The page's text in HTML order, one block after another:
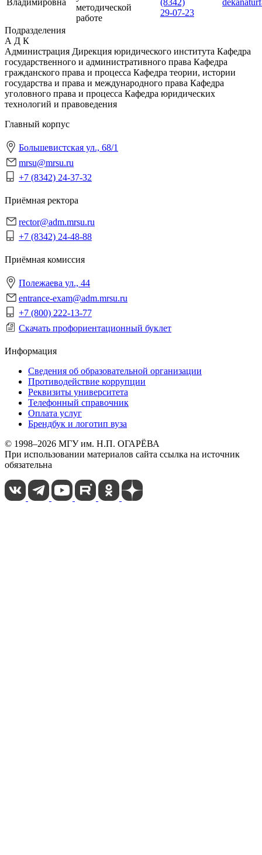
методической
работе
29-07-23
Подразделения
А Д К
Администрация Дирекция юридического института Кафедра
государственного и административного права Кафедра
гражданского права и процесса Кафедра теории, истории
государства и права и международного права Кафедра
уголовного права и процесса Кафедра юридических
технологий и правоведения
Главный корпус
Большевистская ул., 68/1
mrsu@mrsu.ru
+7 (8342) 24-37-32
Приёмная ректора
rector@adm.mrsu.ru
+7 (8342) 24-48-88
Приёмная комиссия
Полежаева ул., 44
entrance-exam@adm.mrsu.ru
+7 (800) 222-13-77
Скачать профориентационный буклет
Информация
Сведения об образовательной организации
Противодействие коррупции
Реквизиты университета
Телефонный справочник
Оплата услуг
Брендбук и логотип вуза
© 1998–2026 МГУ им. Н.П. ОГАРЁВА
При использовании материалов сайта ссылка на источник
обязательна